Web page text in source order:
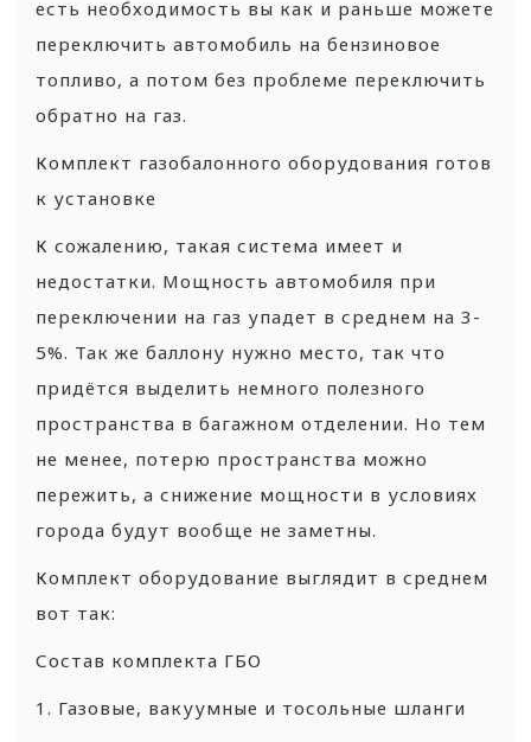
есть необходимость вы как и раньше можете
переключить автомобиль на бензиновое
топливо, а потом без проблеме переключить
обратно на газ.
Комплект газобалонного оборудования готов
к установке
К сожалению, такая система имеет и
недостатки. Мощность автомобиля при
переключении на газ упадет в среднем на 3-
5%. Так же баллону нужно место, так что
придётся выделить немного полезного
пространства в багажном отделении. Но тем
не менее, потерю пространства можно
пережить, а снижение мощности в условиях
города будут вообще не заметны.
Комплект оборудование выглядит в среднем
вот так:
Состав комплекта ГБО
1. Газовые, вакуумные и тосольные шланги